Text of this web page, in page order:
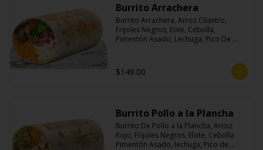
Burrito Arrachera
Burrito Arrachera, Arroz Cilantro,
Frijoles Negros, Eote, Cebolla,
Pimentón Asado, Lechuga, Pico De
$149.00
Burrito Pollo a la Plancha
Burrito De Pollo a la Plancha, Arroz
Rojo, Frijoles Negros, Elote, Cebolla
Pimentón Asado, lechuga, Pico de